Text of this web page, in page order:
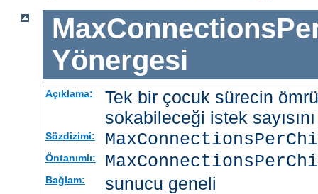
Yönergesi
Açıklama:
Tek bir çocuk sürecin
sokabileceği istek
Sözdizimi:
Öntanımlı:
Bağlam: sunucu geneli